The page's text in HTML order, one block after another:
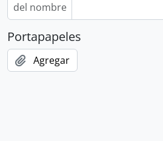
del nombre
Portapapeles
Agregar